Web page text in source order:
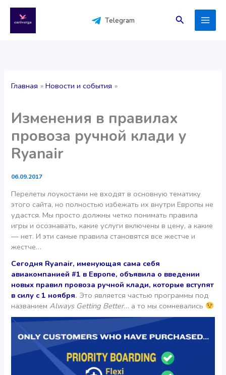
содержимому
Telegram Поиск
Главная Новости и события
Изменения в правилах
провоза ручной клади у
Ryanair
06.09.2017
Перелеты лоукостами не входят в основную тематику
этого сайта, но полностью избежать их внутри Европы не
удастся. Мы просто должны четко понимать правила
игры и осознавать, какие услуги включены в цену, а какие
— нет. И эти самые правила становятся все жестче и
жестче…
Сегодня Ryanair, именующая сама себя
авиакомпанией #1 в Европе, объявила о введении
новых правил провоза ручной клади, которые вступят
в силу с 1 ноября. Это является частью программы под
названиемAlways Getting Better… а то мы сомневались